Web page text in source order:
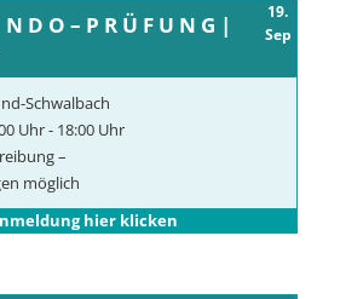
N D O – P R Ü F U N G |
19.
Sep
Schwalbach
Uhr - 18:00 Uhr
–
möglich
hier klicken